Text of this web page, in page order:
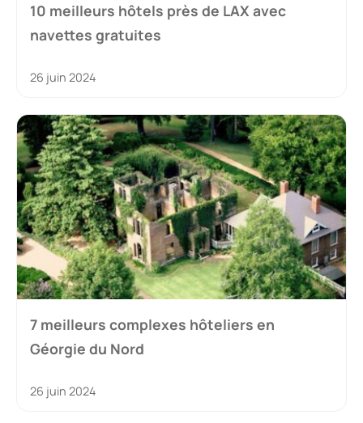
10 meilleurs hôtels près de LAX avec
navettes gratuites
26 juin 2024
7 meilleurs complexes hôteliers en
Géorgie du Nord
26 juin 2024